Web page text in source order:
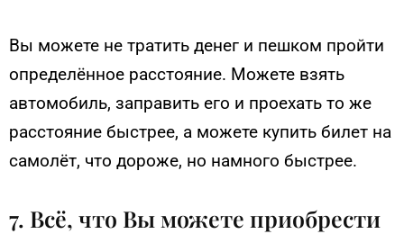
Вы можете не тратить денег и пешком пройти
определённое расстояние. Можете взять
автомобиль, заправить его и проехать то же
расстояние быстрее, а можете купить билет на
самолёт, что дороже, но намного быстрее.
7. Всё, что Вы можете приобрести